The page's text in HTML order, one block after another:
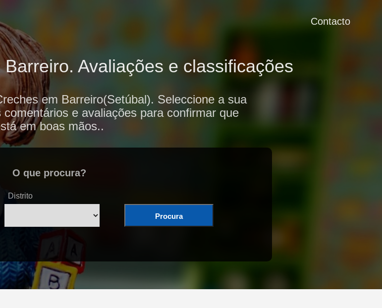
Contacto
Avaliações e classificações
em Barreiro(Setúbal). Seleccione a sua
e avaliações para confirmar que
em boas mãos..
O que procura?
Distrito
Procura